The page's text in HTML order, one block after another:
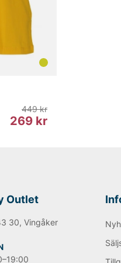
269 kr
449 kr
Outlet
30, Vingåker